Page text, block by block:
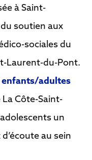
à Saint-
soutien aux
sociales du
Laurent-du-Pont.
enfants/adultes
Côte-Saint-
un
au sein